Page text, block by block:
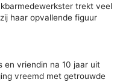
trekt veel
haar opvallende figuur
en vriendin na 10 jaar uit
vreemd met getrouwde